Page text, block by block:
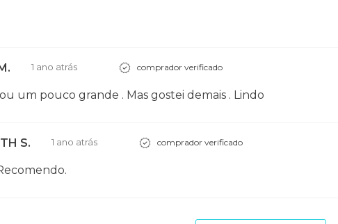
1 ano atrás comprador verificado
um pouco grande . Mas gostei demais . Lindo
S. 1 ano atrás comprador verificado